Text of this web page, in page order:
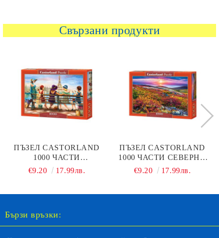
Свързани продукти
ПЪЗЕЛ CASTORLAND
1000 ЧАСТИ
МОМИЧЕШКИ ДЕН
€9.20 17.99лв.
ПЪЗЕЛ CASTORLAND
1000 ЧАСТИ СЕВЕРНА
ПАЛИТРА
€9.20 17.99лв.
Бързи връзки: